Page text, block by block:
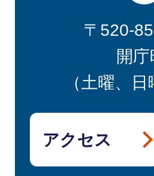
〒520-
開
（土曜、
アクセス